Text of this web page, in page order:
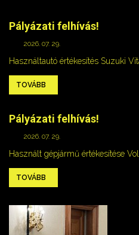
Pályázati felhívás!
2026. 07. 29.
Használtautó értékesítés Suzuki
TOVÁBB
Pályázati felhívás!
2026. 07. 29.
Használt gépjármű értékesítése
TOVÁBB